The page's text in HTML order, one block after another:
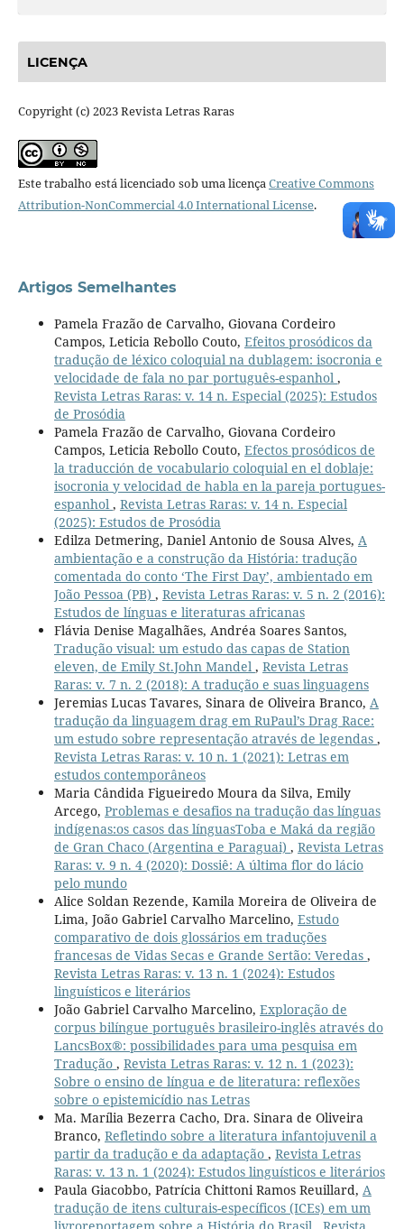
LICENÇA
Copyright (c) 2023 Revista Letras Raras
Este trabalho está licenciado sob uma licençaCreative Commons
Attribution-NonCommercial 4.0 International License.
Artigos Semelhantes
Pamela Frazão de Carvalho, Giovana Cordeiro
Campos, Leticia Rebollo Couto, Efeitos prosódicos da
tradução de léxico coloquial na dublagem: isocronia e
velocidade de fala no par português-espanhol ,
Revista Letras Raras: v. 14 n. Especial (2025): Estudos
de Prosódia
Pamela Frazão de Carvalho, Giovana Cordeiro
Campos, Leticia Rebollo Couto, Efectos prosódicos de
la traducción de vocabulario coloquial en el doblaje:
isocronia y velocidad de habla en la pareja portugues-
espanhol , Revista Letras Raras: v. 14 n. Especial
(2025): Estudos de Prosódia
Edilza Detmering, Daniel Antonio de Sousa Alves, A
ambientação e a construção da História: tradução
comentada do conto ‘The First Day’, ambientado em
João Pessoa (PB) , Revista Letras Raras: v. 5 n. 2 (2016):
Estudos de línguas e literaturas africanas
Flávia Denise Magalhães, Andréa Soares Santos,
Tradução visual: um estudo das capas de Station
eleven, de Emily St.John Mandel , Revista Letras
Raras: v. 7 n. 2 (2018): A tradução e suas linguagens
Jeremias Lucas Tavares, Sinara de Oliveira Branco, A
tradução da linguagem drag em RuPaul’s Drag Race:
um estudo sobre representação através de legendas ,
Revista Letras Raras: v. 10 n. 1 (2021): Letras em
estudos contemporâneos
Maria Cândida Figueiredo Moura da Silva, Emily
Arcego, Problemas e desafios na tradução das línguas
indígenas:os casos das línguasToba e Maká da região
de Gran Chaco (Argentina e Paraguai) , Revista Letras
Raras: v. 9 n. 4 (2020): Dossiê: A última flor do lácio
pelo mundo
Alice Soldan Rezende, Kamila Moreira de Oliveira de
Lima, João Gabriel Carvalho Marcelino, Estudo
comparativo de dois glossários em traduções
francesas de Vidas Secas e Grande Sertão: Veredas ,
Revista Letras Raras: v. 13 n. 1 (2024): Estudos
linguísticos e literários
João Gabriel Carvalho Marcelino, Exploração de
corpus bilíngue português brasileiro-inglês através do
LancsBox®: possibilidades para uma pesquisa em
Tradução , Revista Letras Raras: v. 12 n. 1 (2023):
Sobre o ensino de língua e de literatura: reflexões
sobre o epistemicídio nas Letras
Ma. Marília Bezerra Cacho, Dra. Sinara de Oliveira
Branco, Refletindo sobre a literatura infantojuvenil a
partir da tradução e da adaptação , Revista Letras
Raras: v. 13 n. 1 (2024): Estudos linguísticos e literários
Paula Giacobbo, Patrícia Chittoni Ramos Reuillard, A
tradução de itens culturais-específicos (ICEs) em um